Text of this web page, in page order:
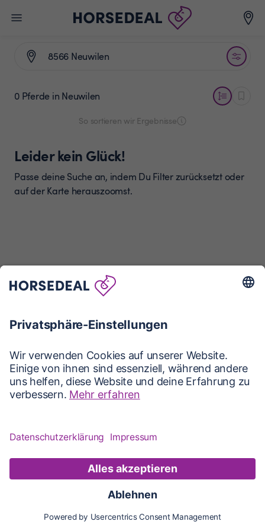
Karte Updates Konto
Karte
0 Pferde in Neuwilen
So sortieren wir Ergebnisse
Leider kein Glück!
Passe deine Suche an, indem Du Filter zurücksetzt oder
auf der Karte herauszoomst.